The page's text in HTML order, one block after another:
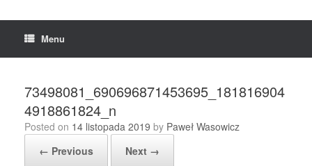
Menu
73498081_690696871453695_181816904
4918861824_n
Posted on 14 listopada 2019 by Paweł Wasowicz
← Previous
Next →